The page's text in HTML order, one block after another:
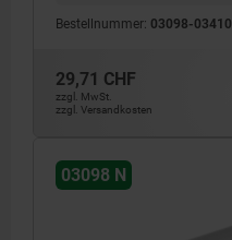
Bestellnummer: 03098-03410
29,71 CHF
zzgl. MwSt.
zzgl. Versandkosten
03098 N